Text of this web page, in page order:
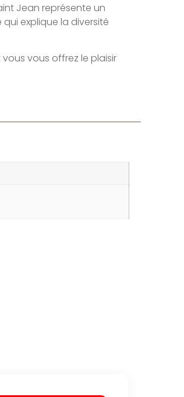
Jean représente un
explique la diversité
vous offrez le plaisir